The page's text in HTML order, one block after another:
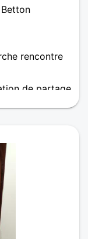
rencontre
de partage